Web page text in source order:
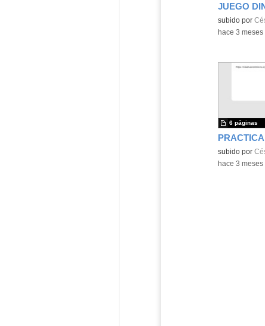
Contenido
subido por
-hace 3 meses
Contenido
subido por
6 páginas
-hace 3 meses